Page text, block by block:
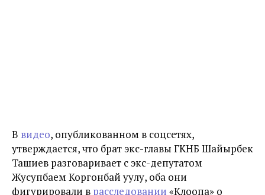
В видео, опубликованном в соцсетях,
утверждается, что брат экс-главы ГКНБ Шайырбек
Ташиев разговаривает с экс-депутатом
Жусупбаем Коргонбай уулу, оба они
фигурировали в расследовании «Клоопа» о